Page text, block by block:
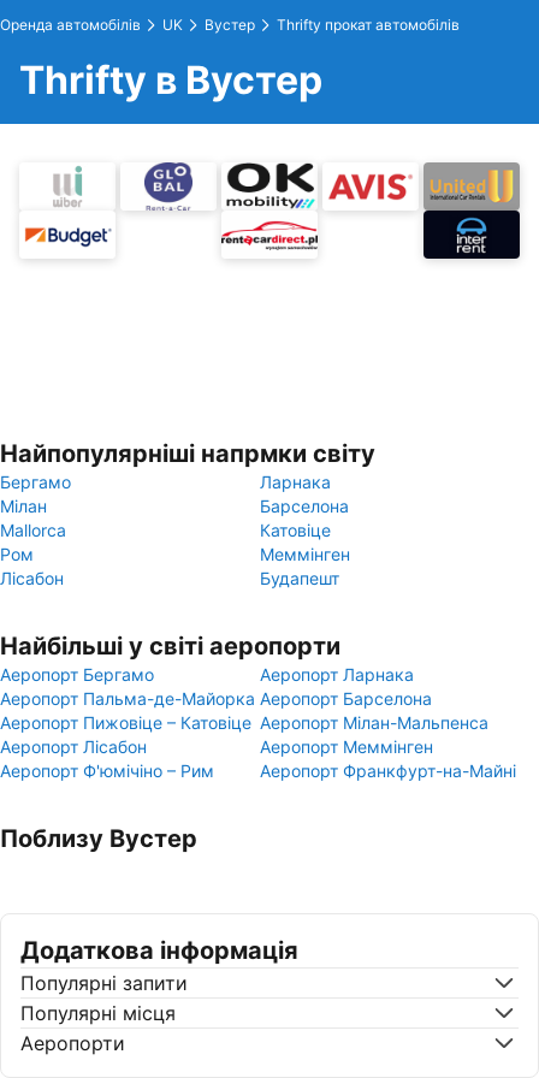
Оренда автомобілів UK Вустер Thrifty прокат автомобілів
Thrifty в Вустер
Найпопулярніші напрмки світу
Бергамо
Ларнака
Мілан
Барселона
Mallorca
Катовіце
Ром
Меммінген
Лісабон
Будапешт
Найбільші у світі аеропорти
Аеропорт Бергамо
Аеропорт Ларнака
Аеропорт Пальма-де-Майорка Аеропорт Барселона
Аеропорт Пижовіце – Катовіце Аеропорт Мілан-Мальпенса
Аеропорт Лісабон
Аеропорт Меммінген
Аеропорт Ф'юмічіно – Рим
Аеропорт Франкфурт-на-Майні
Поблизу Вустер
Додаткова інформація
Популярні запити
Популярні місця
Аеропорти